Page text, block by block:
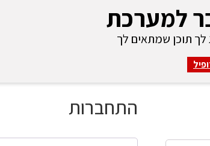
למערכת
לך תוכן שמתאים לך
התחברות